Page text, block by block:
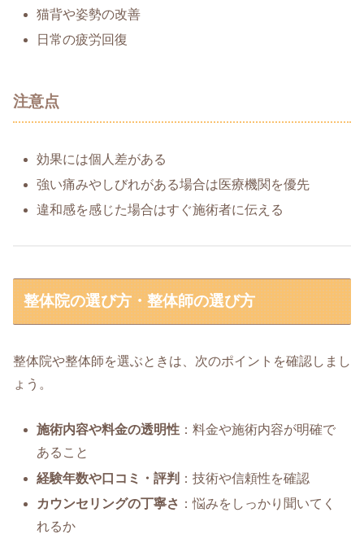
猫背や姿勢の改善
日常の疲労回復
注意点
効果には個人差がある
強い痛みやしびれがある場合は医療機関を優先
違和感を感じた場合はすぐ施術者に伝える
整体院の選び方・整体師の選び方
整体院や整体師を選ぶときは、次のポイントを確認しまし
ょう。
施術内容や料金の透明性 ：料金や施術内容が明確で
あること
経験年数や口コミ・評判 ：技術や信頼性を確認
カウンセリングの丁寧さ ：悩みをしっかり聞いてく
れるか